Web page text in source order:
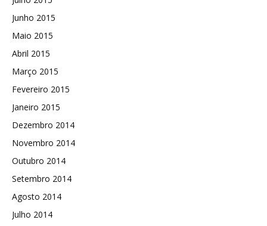
Junho 2015
Maio 2015
Abril 2015
Março 2015
Fevereiro 2015
Janeiro 2015
Dezembro 2014
Novembro 2014
Outubro 2014
Setembro 2014
Agosto 2014
Julho 2014